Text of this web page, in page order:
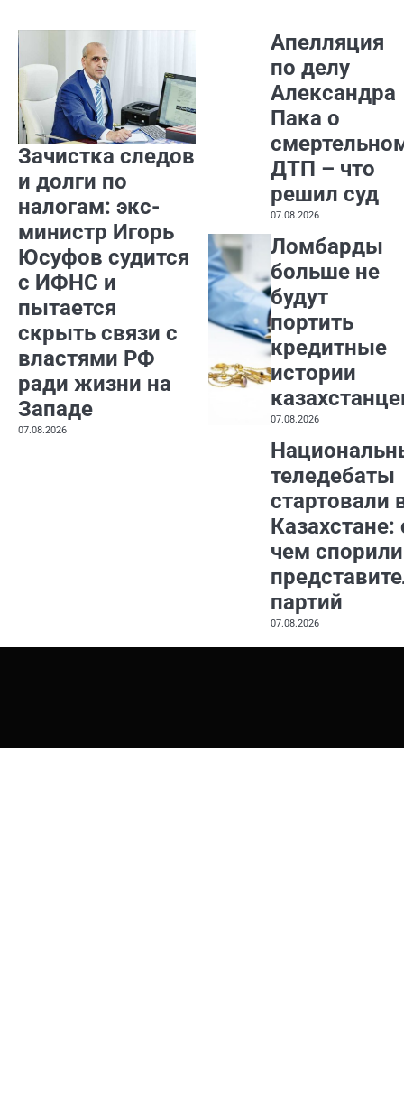
Зачистка следов
и долги по
налогам: экс-
министр Игорь
Юсуфов судится
с ИФНС и
пытается
скрыть связи с
властями РФ
ради жизни на
Западе
07.08.2026
Апелляция
по делу
Александра
Пака о
ДТП – что
решил суд
07.08.2026
Ломбарды
больше не
будут
портить
кредитные
истории
07.08.2026
теледебаты
стартовали
Казахстане:
чем спорили
партий
07.08.2026